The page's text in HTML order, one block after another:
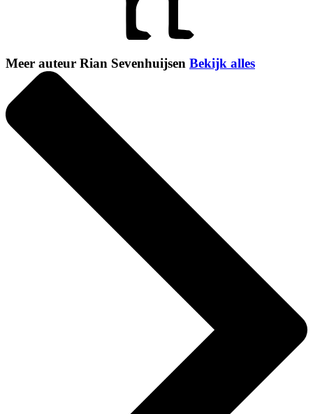
Meer auteur Rian Sevenhuijsen Bekijk alles